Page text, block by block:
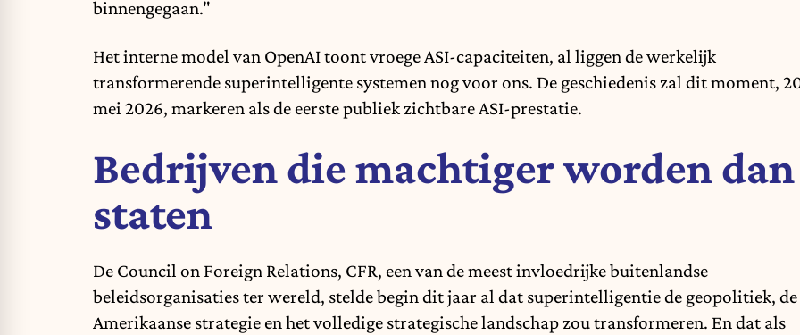
binnengegaan."
Het interne model van OpenAI toont vroege ASI-capaciteiten, al liggen de werkelijk
transformerende superintelligente systemen nog voor ons. De geschiedenis zal dit moment,
mei 2026, markeren als de eerste publiek zichtbare ASI-prestatie.
Bedrijven die machtiger worden dan
staten
De Council on Foreign Relations, CFR, een van de meest invloedrijke buitenlandse
beleidsorganisaties ter wereld, stelde begin dit jaar al dat superintelligentie de geopolitiek, de
Amerikaanse strategie enhet volledige strategische landschap zou transformeren. En dat als